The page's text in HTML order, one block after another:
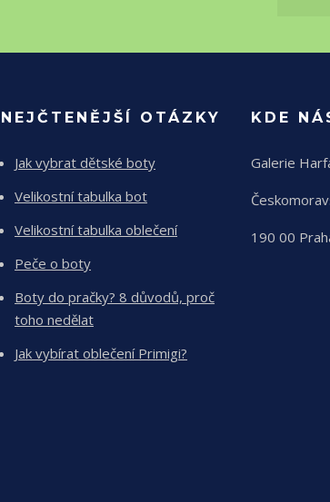
NEJČTENĚJŠÍ OTÁZKY
Jak vybrat dětské boty
Velikostní tabulka bot
Velikostní tabulka oblečení
Peče o boty
Boty do pračky? 8 důvodů, proč
toho nedělat
Jak vybírat oblečení Primigi?
KDE
Galerie
190 00